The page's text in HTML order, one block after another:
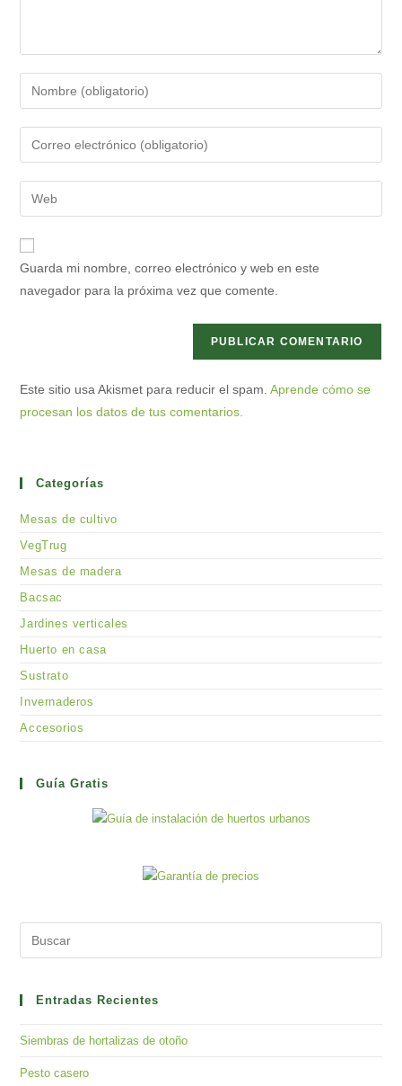
tu
nombre
de
usuario
para
comentar
tu
dirección
de
electrónico
para
comentar
la
URL
Guarda mi nombre, correo electrónico y web en este
navegador para la próxima vez que comente.
Este sitio usa Akismet para reducir el spam.Aprende cómo se
procesan los datos de tus comentarios.
Categorías
Mesas de cultivo
VegTrug
Mesas de madera
Bacsac
Jardines verticales
Huerto en casa
Sustrato
Invernaderos
Accesorios
Guía Gratis
Entradas Recientes
Siembras de hortalizas de otoño
Pesto casero